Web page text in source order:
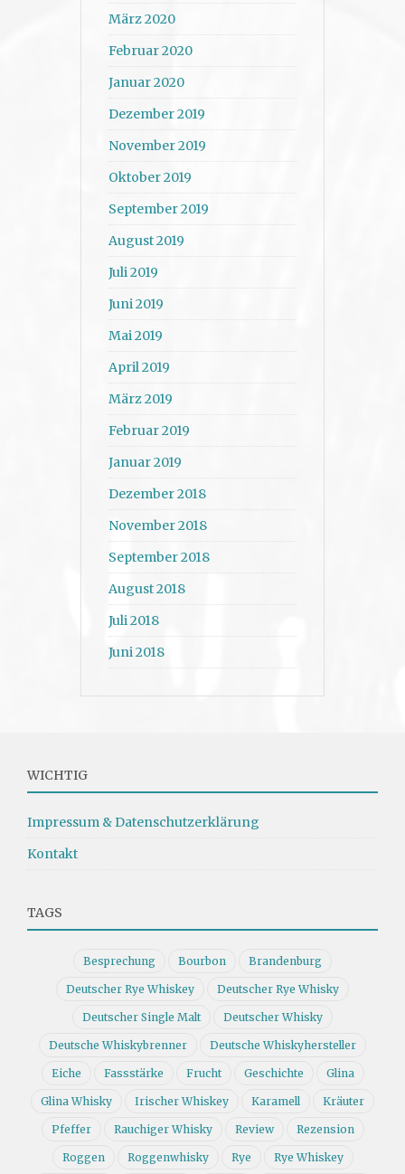
März 2020
Februar 2020
Januar 2020
Dezember 2019
November 2019
Oktober 2019
September 2019
August 2019
Juli 2019
Juni 2019
Mai 2019
April 2019
März 2019
Februar 2019
Januar 2019
Dezember 2018
November 2018
September 2018
August 2018
Juli 2018
Juni 2018
WICHTIG
Impressum & Datenschutzerklärung
Kontakt
TAGS
Besprechung Bourbon Brandenburg
Deutscher Rye Whiskey Deutscher Rye Whisky
Deutscher Single Malt Deutscher Whisky
Deutsche Whiskybrenner Deutsche Whiskyhersteller
Eiche Fassstärke Frucht Geschichte Glina
Glina Whisky Irischer Whiskey Karamell Kräuter
Pfeffer Rauchiger Whisky Review Rezension
Roggen Roggenwhisky Rye Rye Whiskey